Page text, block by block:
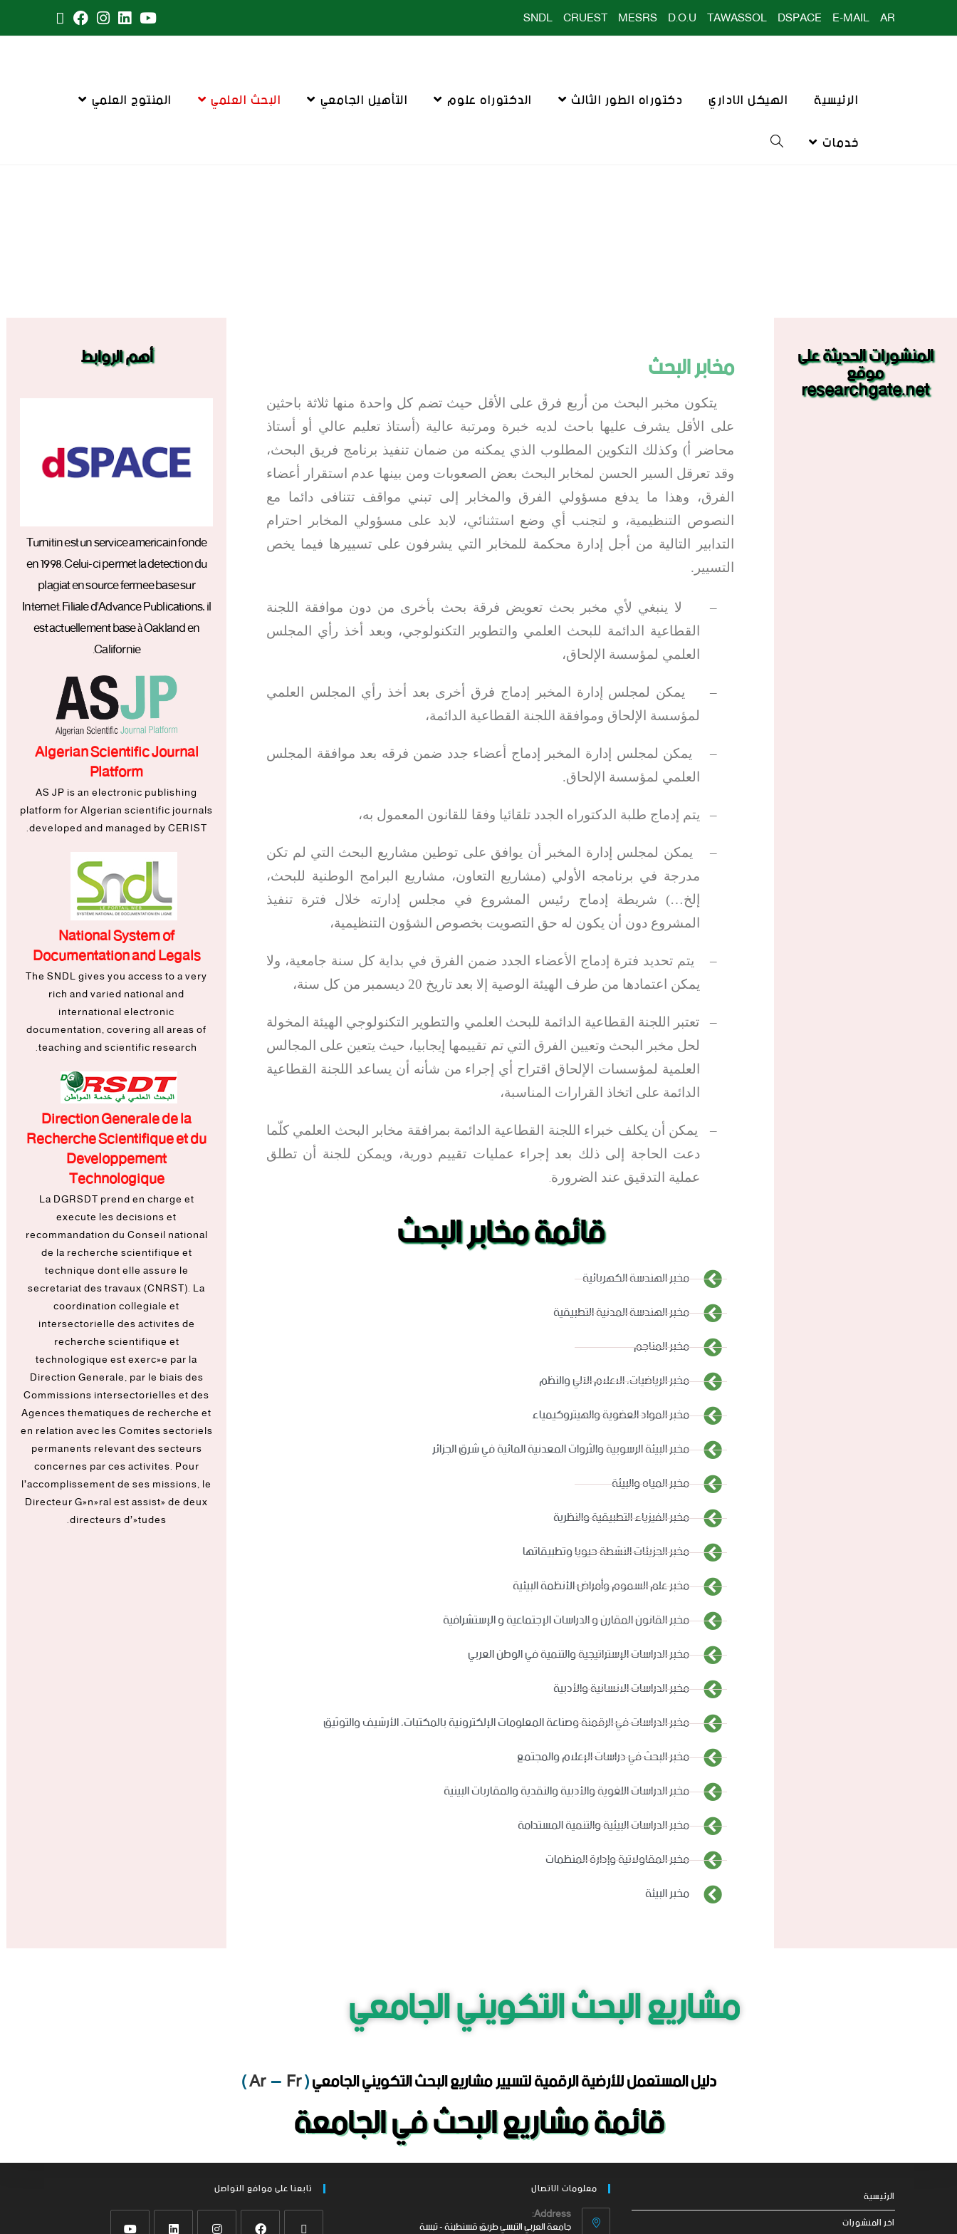
AR
E-MAIL
DSPACE
TAWASSOL
D.O.U
MESRS
CRUEST
SNDL
الرئيسية الهيكل الاداري دكتوراه الطور الثالث الدكتوراه علوم التأهيل الجامعي البحث العلمي
المنتوج العلمي
خدمات
المنشورات الحديثة على
موقع
researchgate.net مخابر البحث
يتكون مخبر البحث من أربع فرق على الأقل حيث تضم كل واحدة منها ثلاثة باحثين
على الأقل يشرف عليها باحث لديه خبرة ومرتبة عالية (أستاذ تعليم عالي أو أستاذ
محاضر أ) وكذلك التكوين المطلوب الذي يمكنه من ضمان تنفيذ برنامج فريق البحث،
وقد تعرقل السير الحسن لمخابر البحث بعض الصعوبات ومن بينها عدم استقرار أعضاء
الفرق، وهذا ما يدفع مسؤولي الفرق والمخابر إلى تبني مواقف تتنافى دائما مع
النصوص التنظيمية، و لتجنب أي وضع استثنائي، لابد على مسؤولي المخابر احترام
التدابير التالية من أجل إدارة محكمة للمخابر التي يشرفون على تسييرها فيما يخص
التسيير.
–
لا ينبغي لأي مخبر بحث تعويض فرقة بحث بأخرى من دون موافقة اللجنة
القطاعية الدائمة للبحث العلمي والتطوير التكنولوجي، وبعد أخذ رأي المجلس
العلمي لمؤسسة الإلحاق،
–
يمكن لمجلس إدارة المخبر إدماج فرق أخرى بعد أخذ رأي المجلس العلمي
لمؤسسة الإلحاق وموافقة اللجنة القطاعية الدائمة،
–
يمكن لمجلس إدارة المخبر إدماج أعضاء جدد ضمن فرقه بعد موافقة المجلس
العلمي لمؤسسة الإلحاق.
– يتم إدماج طلبة الدكتوراه الجدد تلقائيا وفقا للقانون المعمول به،
–
يمكن لمجلس إدارة المخبر أن يوافق على توطين مشاريع البحث التي لم تكن
مدرجة في برنامجه الأولي (مشاريع التعاون، مشاريع البرامج الوطنية للبحث،
إلخ…) شريطة إدماج رئيس المشروع في مجلس إدارته خلال فترة تنفيذ
المشروع دون أن يكون له حق التصويت بخصوص الشؤون التنظيمية،
–
يتم تحديد فترة إدماج الأعضاء الجدد ضمن الفرق في بداية كل سنة جامعية، ولا
يمكن اعتمادها من طرف الهيئة الوصية إلا بعد تاريخ 20 ديسمبر من كل سنة،
–
تعتبر اللجنة القطاعية الدائمة للبحث العلمي والتطوير التكنولوجي الهيئة المخولة
لحل مخبر البحث وتعيين الفرق التي تم تقييمها إيجابيا، حيث يتعين على المجالس
العلمية لمؤسسات الإلحاق اقتراح أي إجراء من شأنه أن يساعد اللجنة القطاعية
الدائمة على اتخاذ القرارات المناسبة،
–
يمكن أن يكلف خبراء اللجنة القطاعية الدائمة بمرافقة مخابر البحث العلمي كلّما
دعت الحاجة إلى ذلك بعد إجراء عمليات تقييم دورية، ويمكن للجنة أن تطلق
عملية التدقيق عند الضرورة.
قائمة مخابر البحث
مخبر الهندسة الكهربائية
مخبر الهندسة المدنية التطبيقية
مخبر المناجم
مخبر الرياضيات، الاعلام الآلي والنظم
مخبر المواد العضوية والهيتروكيمياء
مخبر البيئة الرسوبية والثروات المعدنية المائية في شرق الجزائر
مخبر المياه والبيئة
مخبر الفيزياء التطبيقية والنظرية
مخبر الجزيئات النشطة حيويا وتطبيقاتها
مخبر علم السموم وأمراض الأنظمة البيئية
مخبر القانون المقارن و الدراسات الإجتماعية و الإستشرافية
مخبر الدراسات الإستراتيجية والتنمية في الوطن العربي
مخبر الدراسات الانسانية والأدبية
مخبر الدراسات في الرقمنة وصناعة المعلومات الإلكترونية بالمكتبات، الأرشيف والتوثيق
مخبر البحث في دراسات الإعلام والمجتمع
مخبر الدراسات اللغوية والأدبية والنقدية والمقاربات البينية
مخبر الدراسات البيئية والتنمية المستدامة
مخبر المقاولاتية وإدارة المنظمات
مخبر البيئة
أهم الروابط
Turnitin est un service americain fonde
en 1998. Celui-ci permet la detection du
plagiat en source fermee base sur
Internet. Filiale d'Advance Publications, il
est actuellement base à Oakland en
Californie.
Algerian Scientific Journal
Platform
AS JP is an electronic publishing
platform for Algerian scientific journals
developed and managed by CERIST.
National System of
Documentation and Legals
The SNDL gives you access to a very
rich and varied national and
international electronic
documentation, covering all areas of
teaching and scientific research.
Direction Generale de la
Recherche Scientifique et du
Developpement
Technologique
La DGRSDT prend en charge et
execute les decisions et
recommandation du Conseil national
de la recherche scientifique et
technique dont elle assure le
secretariat des travaux (CNRST). La
coordination collegiale et
intersectorielle des activites de
recherche scientifique et
technologique est exercée par la
Direction Generale, par le biais des
Commissions intersectorielles et des
Agences thematiques de recherche et
en relation avec les Comites sectoriels
permanents relevant des secteurs
concernes par ces activites. Pour
l’accomplissement de ses missions, le
Directeur Général est assisté de deux
directeurs d’études.
مشاريع البحث التكويني الجامعي
دليل المستعمل للأرضية الرقمية لتسيير مشاريع البحث التكويني الجامعي(
Ar–Fr
)
قائمة مشاريع البحث في الجامعة
الرئيسية
اخر المنشورات
معلومات الاتصال
Address:
جامعة العربي التبسي طريق قسنطينة - تبسة
تابعنا على موافع التواصل